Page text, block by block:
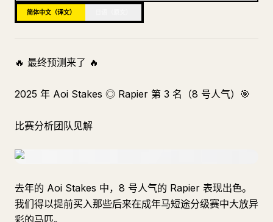
博客简体中文（译文）
🔥 最终预测来了 🔥
2025 年 Aoi Stakes ◎ Rapier 第 3 名（8 号人气）🎯
比赛分析团队见解
去年的 Aoi Stakes 中，8 号人气的 Rapier 表现出色。
我们得以提前买入那些后来在成年马短途分级赛中大放异
彩的马匹。